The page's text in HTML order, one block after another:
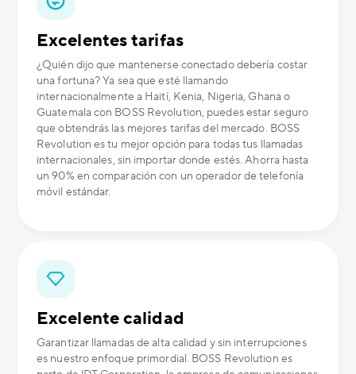
Excelentes tarifas
¿Quién dijo que mantenerse conectado debería costar
una fortuna? Ya sea que esté llamando
internacionalmente a Haití, Kenia, Nigeria, Ghana o
Guatemala con BOSS Revolution, puedes estar seguro
que obtendrás las mejores tarifas del mercado. BOSS
Revolution es tu mejor opción para todas tus llamadas
internacionales, sin importar donde estés. Ahorra hasta
un 90% en comparación con un operador de telefonía
móvil estándar.
Excelente calidad
Garantizar llamadas de alta calidad y sin interrupciones
es nuestro enfoque primordial. BOSS Revolution es